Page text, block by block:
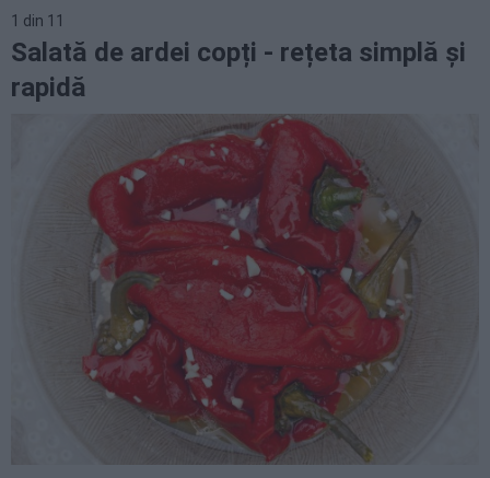
1 din 11
Salată de ardei copți - rețeta simplă și
rapidă